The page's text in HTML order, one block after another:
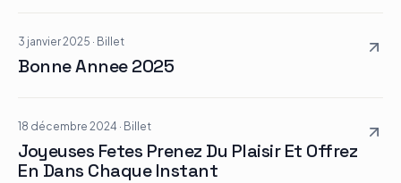
3 janvier 2025 · Billet
Bonne Annee 2025
18 décembre 2024 · Billet
Joyeuses Fetes Prenez Du Plaisir Et Offrez
En Dans Chaque Instant